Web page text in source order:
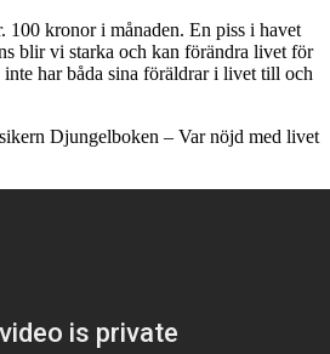
100 kronor i månaden. En piss i havet
blir vi starka och kan förändra livet för
har båda sina föräldrar i livet till och
Djungelboken – Var nöjd med livet